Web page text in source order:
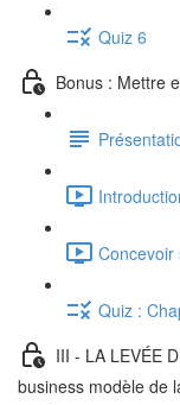
Quiz 6
Bonus : Mettre
Concevoir
Quiz :
III - LA LEVÉE
business modèle de